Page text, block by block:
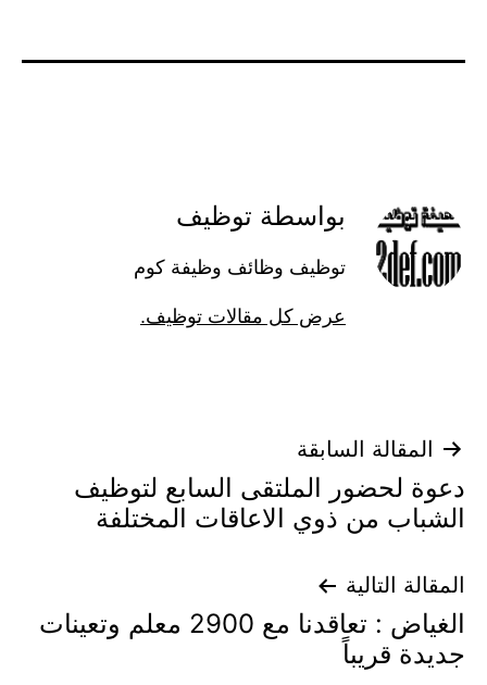
بواسطة توظيف
توظيف وظائف وظيفة كوم
عرض كل مقالات توظيف.
تصفّح
المقالات
المقالة السابقة
دعوة لحضور الملتقى السابع لتوظيف
الشباب من ذوي الاعاقات المختلفة
المقالة التالية
الغياض : تعاقدنا مع 2900 معلم وتعينات
جديدة قريباً